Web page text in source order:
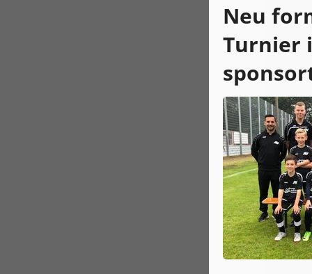
Neu
Turnier